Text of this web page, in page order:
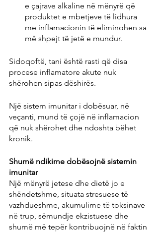
e çajrave alkaline në mënyrë që
produktet e mbetjeve të lidhura
me inflamacionin të eliminohen sa
më shpejt të jetë e mundur.
Sidoqoftë, tani është rasti që disa
procese inflamatore akute nuk
shërohen sipas dëshirës.
Një sistem imunitar i dobësuar, në
veçanti, mund të çojë në inflamacion
që nuk shërohet dhe ndoshta bëhet
kronik.
Shumë ndikime dobësojnë sistemin
imunitar
Një mënyrë jetese dhe dietë jo e
shëndetshme, situata stresuese të
vazhdueshme, akumulime të toksinave
në trup, sëmundje ekzistuese dhe
shumë më tepër kontribuojnë në faktin